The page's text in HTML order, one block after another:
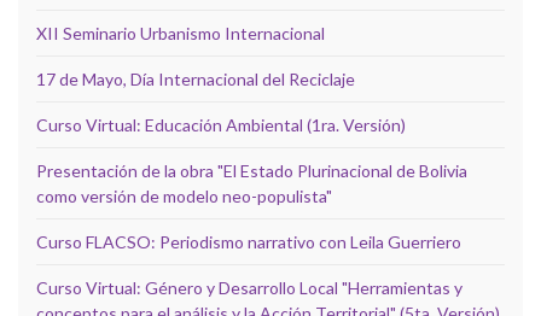
XII Seminario Urbanismo Internacional
17 de Mayo, Día Internacional del Reciclaje
Curso Virtual: Educación Ambiental (1ra. Versión)
Presentación de la obra "El Estado Plurinacional de Bolivia
como versión de modelo neo-populista"
Curso FLACSO: Periodismo narrativo con Leila Guerriero
Curso Virtual: Género y Desarrollo Local "Herramientas y